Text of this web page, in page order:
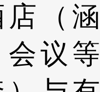
（涵
议等